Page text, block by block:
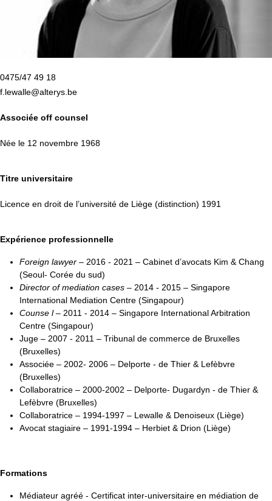
0475/47 49 18
f.lewalle@alterys.be
Associée off counsel
Née le 12 novembre 1968
Titre universitaire
Licence en droit de l’université de Liège (distinction) 1991
Expérience professionnelle
Foreign lawyer – 2016 - 2021 – Cabinet d’avocats Kim & Chang
(Seoul- Corée du sud)
Director of mediation cases – 2014 - 2015 – Singapore
International Mediation Centre (Singapour)
Counse l– 2011 - 2014 – Singapore International Arbitration
Centre (Singapour)
Juge – 2007 - 2011 – Tribunal de commerce de Bruxelles
(Bruxelles)
Associée – 2002- 2006 – Delporte - de Thier & Lefèbvre
(Bruxelles)
Collaboratrice – 2000-2002 – Delporte- Dugardyn - de Thier &
Lefèbvre (Bruxelles)
Collaboratrice – 1994-1997 – Lewalle & Denoiseux (Liège)
Avocat stagiaire – 1991-1994 – Herbiet & Drion (Liège)
Formations
Médiateur agréé - Certificat inter-universitaire en médiation de